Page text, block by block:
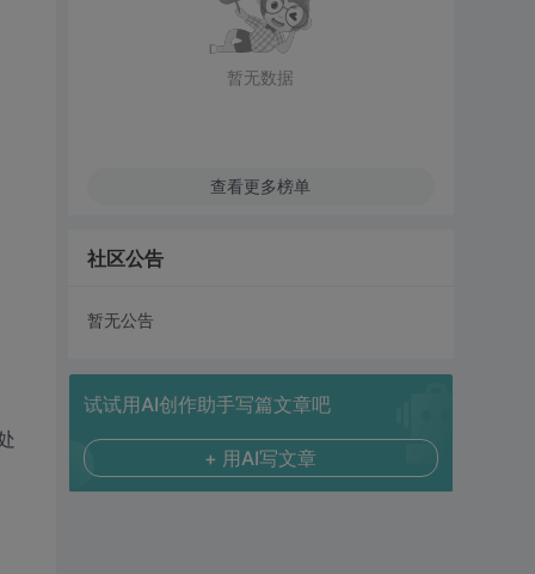
暂无数据
查看更多榜单
社区公告
暂无公告
试试用AI创作助手写篇文章吧
+ 用AI写文章